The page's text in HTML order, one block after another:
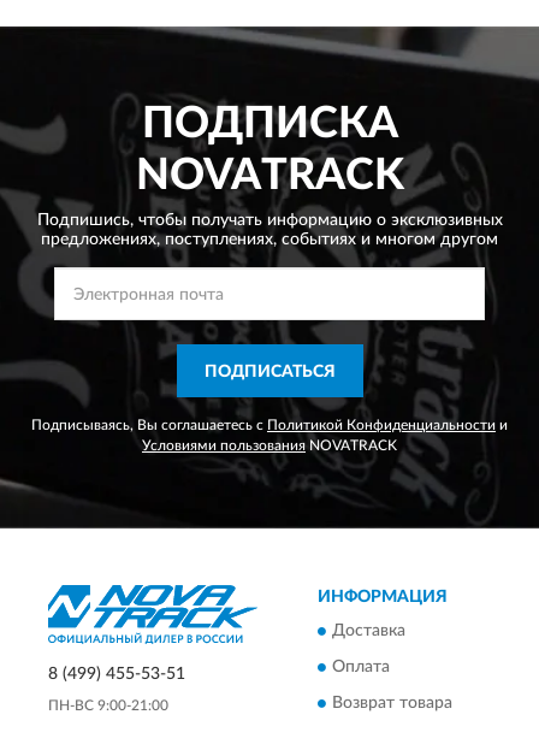
ПОДПИСКА
NOVATRACK
Подпишись, чтобы получать информацию о эксклюзивных
предложениях,поступлениях, событиях и многом другом
ПОДПИСАТЬСЯ
Подписываясь, Вы соглашаетесь с Политикой Конфиденциальности и
Условиями пользования NOVATRACK
8 (499) 455-53-51
ПН-ВС 9:00-21:00
ИНФОРМАЦИЯ
Доставка
Оплата
Возврат товара